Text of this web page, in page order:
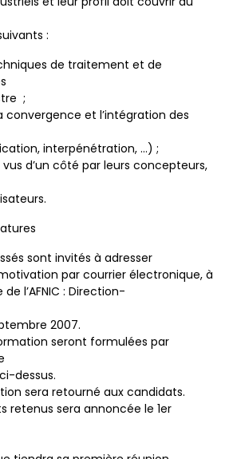
:
de traitement et de
;
convergence et l’intégration des
interpénétration, …) ;
vus d’un côté par leurs concepteurs,
sont invités à adresser
par courrier électronique, à
l’AFNIC : Direction-
2007.
seront formulées par
dessus.
sera retourné aux candidats.
retenus sera annoncée le 1er